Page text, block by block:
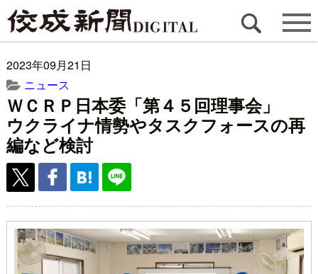
2023年09月21日
ニュース
ＷＣＲＰ日本委「第４５回理事会」
ウクライナ情勢やタスクフォースの再
編など検討